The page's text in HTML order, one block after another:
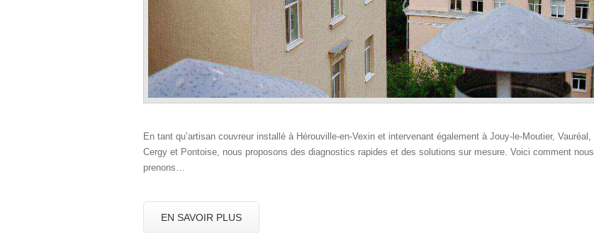
En tant qu’artisan couvreur installé à Hérouville-en-Vexin et intervenant également à Jouy-le-Moutier, Vauréal,
Cergy et Pontoise, nous proposons des diagnostics rapides et des solutions sur mesure. Voici comment nous
prenons…
EN SAVOIR PLUS